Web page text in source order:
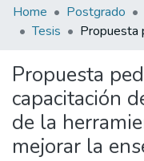
Communities
&
All of DSpace
Statistics
Home Postgrado
Tesis
Propuesta
capacitación
de la
mejorar la